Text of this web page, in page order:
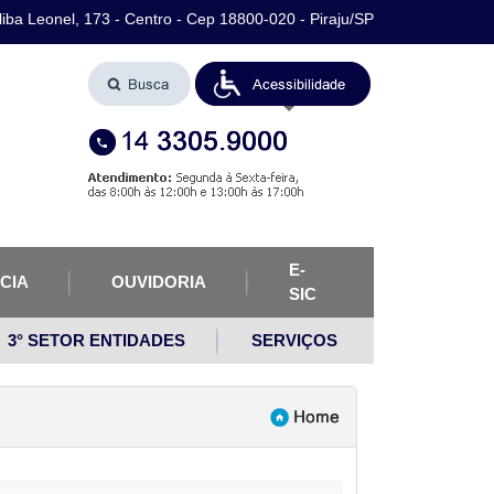
Leonel, 173 - Centro - Cep 18800-020 - Piraju/SP
OUVIDORIA
E-
SIC
3° SETOR ENTIDADES SERVIÇOS